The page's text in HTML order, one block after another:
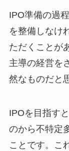
IPO準備の過
を整備しなけ
ただくことが
主導の経営を
然なものだと
IPOを目指す
のから不特定
ことです。こ